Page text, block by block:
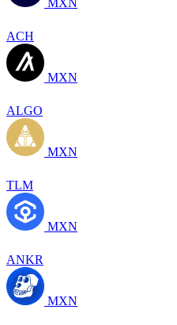
ACH
MXN
ALGO
MXN
TLM
MXN
ANKR
MXN